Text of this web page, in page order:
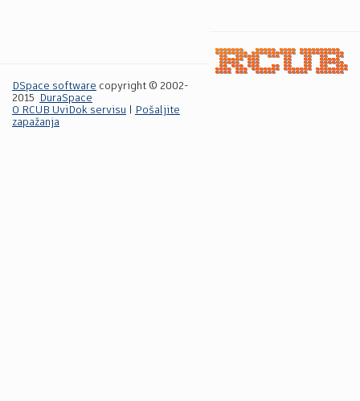
DSpace software copyright © 2002-
2015
DuraSpace
O RCUB UviDok servisu
Pošaljite
zapažanja